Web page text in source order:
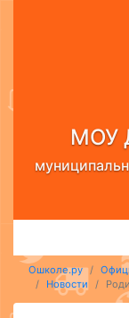
МОУ
Ошколе.ру
Новости